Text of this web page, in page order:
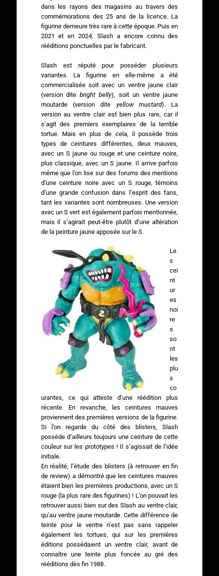
dans les rayons des magasins au travers des
commémorations des 25 ans de la licence. La
figurine demeure très rare à cette époque. Puis en
2021 et en 2024, Slash a encore connu des
rééditions ponctuelles par le fabricant.
Slash est réputé pour posséder plusieurs
variantes. La figurine en elle-même a été
commercialisée soit avec un ventre jaune clair
(version ditebright belly), soit un ventre jaune
moutarde (version dite yellow mustard). La
version au ventre clair est bien plus rare, car il
s’agit des premiers exemplaires de la terrible
tortue. Mais en plus de cela, il possède trois
types de ceintures différentes, deux mauves,
avec un S jaune ou rouge et une ceinture noire,
plus classique, avec un S jaune. Il arrive parfois
même que l’on lise sur des forums des mentions
d’une ceinture noire avec un S rouge, témoins
d’une grande confusion dans l’esprit des fans,
tant les variantes sont nombreuses. Une version
avec un S vert est également parfois mentionnée,
mais il s’agirait peut-être plutôt d’une altération
de la peinture jaune apposée sur le S.
Le
s
cei
nt
ur
es
noi
re
s
so
nt
les
plu
s
co
urantes, ce qui atteste d’une réédition plus
récente. En revanche, les ceintures mauves
proviennent des premières versions de la figurine.
Si l’on regarde du côté des blisters, Slash
possède d’ailleurs toujours une ceinture de cette
couleur sur les prototypes ! Il s’agissait de l’idée
initiale.
En réalité, l’étude des blisters (à retrouver en fin
de review) a démontré que les ceintures mauves
étaient bien les premières productions, avec un S
rouge (la plus rare des figurines) ! L’on pouvait les
retrouver aussi bien sur des Slash au ventre clair,
qu’au ventre jaune moutarde. Cette différence de
teinte pour le ventre n’est pas sans rappeler
également les tortues, qui sur les premières
éditions possédaient un ventre clair, avant de
connaître une teinte plus foncée au gré des
rééditions dès fin 1988.